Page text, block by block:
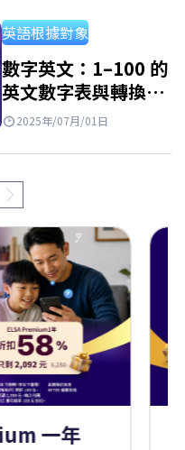
英語根據對象
數字英文：1–100 的
英文數字表與轉換方
式2025年/07月/01日
ELSA Premium 終